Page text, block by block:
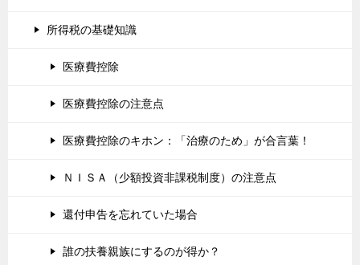
所得税の基礎知識
医療費控除
医療費控除の注意点
医療費控除のキホン：「治療のため」が合言葉！
ＮＩＳＡ（少額投資非課税制度）の注意点
還付申告を忘れていた場合
誰の扶養親族にするのが得か？